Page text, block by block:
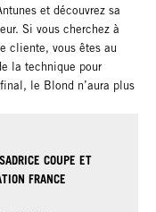
et découvrez sa
Si vous cherchez à
cliente, vous êtes au
la technique pour
le Blond n’aura plus
COUPE ET
FRANCE